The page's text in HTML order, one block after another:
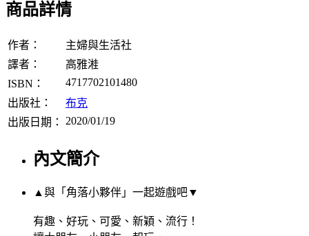
商品詳情
作者：
主婦與生活社
譯者：
高雅溎
ISBN：
4717702101480
出版社：
布克
出版日期：
2020/01/19
內文簡介
▲與「角落小夥伴」一起遊戲吧▼
有趣、好玩、可愛、新穎、流行！